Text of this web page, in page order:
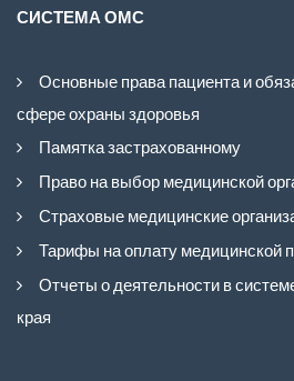
СИСТЕМА ОМС
Основные права пациента и
сфере охраны здоровья
Памятка застрахованному
Право на выбор медицинской
Страховые медицинские
Тарифы на оплату
Отчеты о деятельности в
края